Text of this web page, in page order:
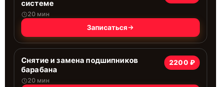
системе
20 мин
Записаться
Снятие и замена подшипников
барабана
20 мин
2200 ₽